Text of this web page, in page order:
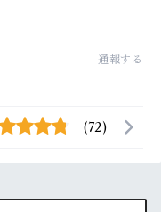
通報する
(72)